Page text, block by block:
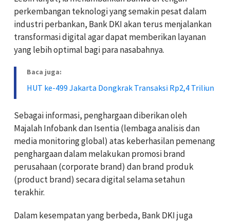
perkembangan teknologi yang semakin pesat dalam
industri perbankan, Bank DKI akan terus menjalankan
transformasi digital agar dapat memberikan layanan
yang lebih optimal bagi para nasabahnya.
Baca juga:
HUT ke-499 Jakarta Dongkrak Transaksi Rp2,4 Triliun
Sebagai informasi, penghargaan diberikan oleh
Majalah Infobank dan Isentia (lembaga analisis dan
media monitoring global) atas keberhasilan pemenang
penghargaan dalam melakukan promosi brand
perusahaan (corporate brand) dan brand produk
(product brand) secara digital selama setahun
terakhir.
Dalam kesempatan yang berbeda, Bank DKI juga